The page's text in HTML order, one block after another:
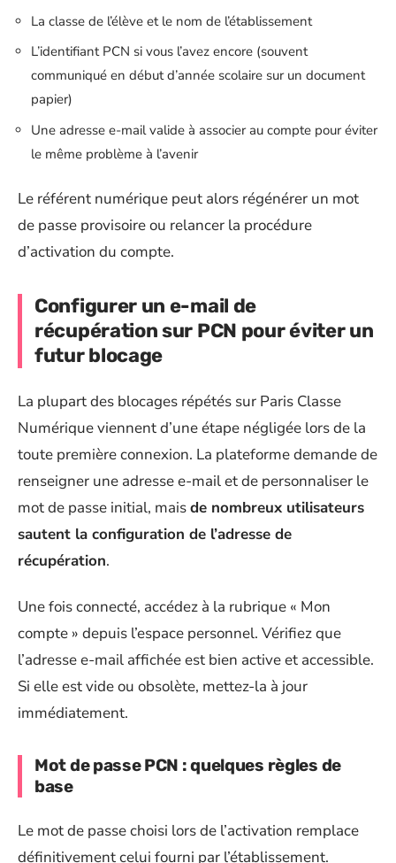
La classe de l’élève et le nom de l’établissement
L’identifiant PCN si vous l’avez encore (souvent
communiqué en début d’année scolaire sur un document
papier)
Une adresse e-mail valide à associer au compte pour éviter
le même problème à l’avenir
Le référent numérique peut alors régénérer un mot
de passe provisoire ou relancer la procédure
d’activation du compte.
Configurer un e-mail de
récupération sur PCN pour éviter un
futur blocage
La plupart des blocages répétés sur Paris Classe
Numérique viennent d’une étape négligée lors de la
toute première connexion. La plateforme demande de
renseigner une adresse e-mail et de personnaliser le
mot de passe initial, maisde nombreux utilisateurs
sautent la configuration de l’adresse de
récupération.
Une fois connecté, accédez à la rubrique « Mon
compte » depuis l’espace personnel. Vérifiez que
l’adresse e-mail affichée est bien active et accessible.
Si elle est vide ou obsolète, mettez-la à jour
immédiatement.
Mot de passe PCN : quelques règles de
base
Le mot de passe choisi lors de l’activation remplace
définitivement celui fourni par l’établissement.